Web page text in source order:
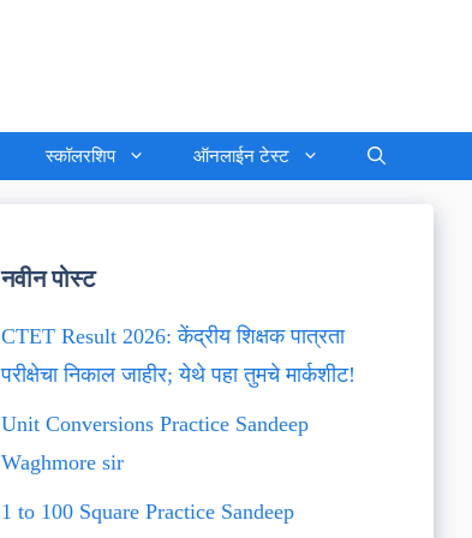
स्कॉलरशिप ऑनलाईन टेस्ट
नवीन पोस्ट
CTET Result 2026: केंद्रीय शिक्षक पात्रता
परीक्षेचा निकाल जाहीर; येथे पहा तुमचे मार्कशीट!
Unit Conversions Practice Sandeep
Waghmore sir
1 to 100 Square Practice Sandeep